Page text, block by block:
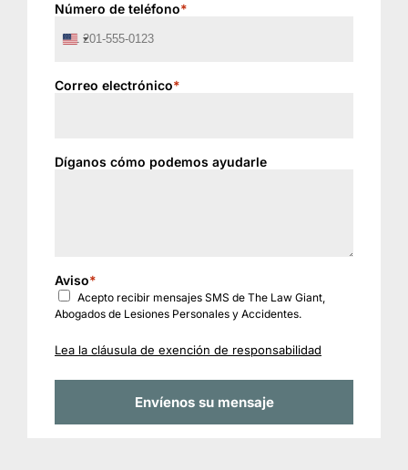
Número de teléfono*
United
Correo electrónico*
Díganos cómo podemos ayudarle
Aviso*
Acepto recibir mensajes SMS de The Law Giant,
Abogados de Lesiones Personales y Accidentes.
Lea la cláusula de exención de responsabilidad